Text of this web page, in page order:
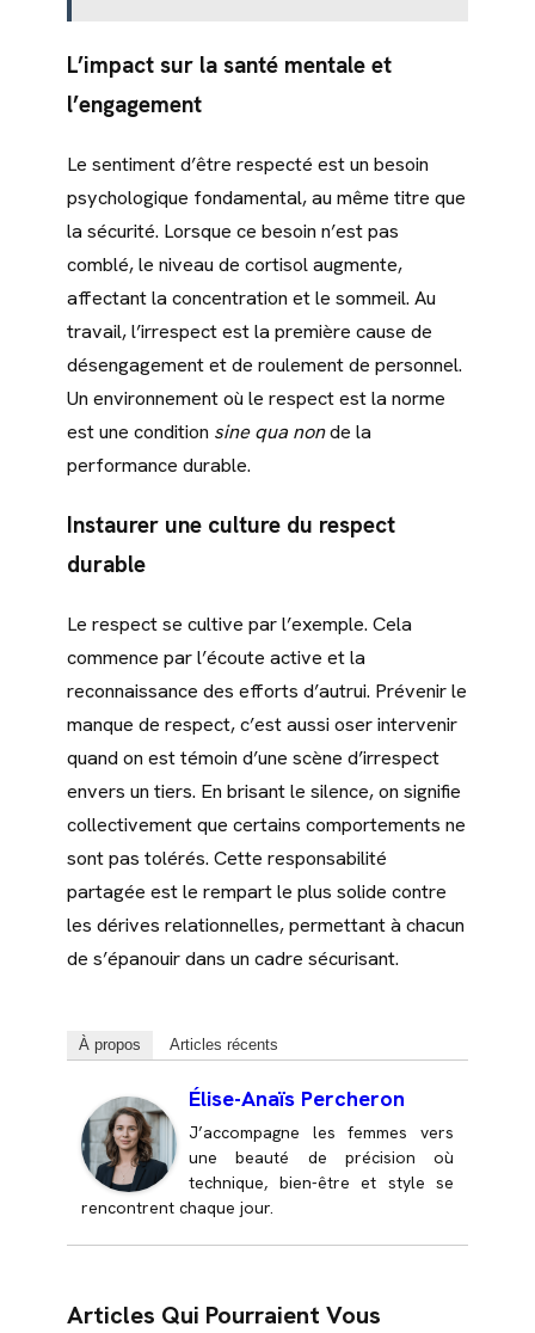
L’impact sur la santé mentale et
l’engagement
Le sentiment d’être respecté est un besoin
psychologique fondamental, au même titre que
la sécurité. Lorsque ce besoin n’est pas
comblé, le niveau de cortisol augmente,
affectant la concentration et le sommeil. Au
travail, l’irrespect est la première cause de
désengagement et de roulement de personnel.
Un environnement où le respect est la norme
est une condition sine qua nonde la
performance durable.
Instaurer une culture du respect
durable
Le respect se cultive par l’exemple. Cela
commence par l’écoute active et la
reconnaissance des efforts d’autrui. Prévenir le
manque de respect, c’est aussi oser intervenir
quand on est témoin d’une scène d’irrespect
envers un tiers. En brisant le silence, on signifie
collectivement que certains comportements ne
sont pas tolérés. Cette responsabilité
partagée est le rempart le plus solide contre
les dérives relationnelles, permettant à chacun
de s’épanouir dans un cadre sécurisant.
À propos Articles récents
Élise-Anaïs Percheron
J’accompagne les femmes vers
une beauté de précision où
technique, bien-être et style se
rencontrent chaque jour.
Articles Qui Pourraient Vous